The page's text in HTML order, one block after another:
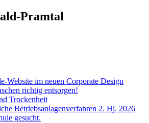
Pramtal
Website im neuen Corporate Design
richtig entsorgen!
Trockenheit
Betriebsanlagenverfahren 2. Hj. 2026
gesucht.